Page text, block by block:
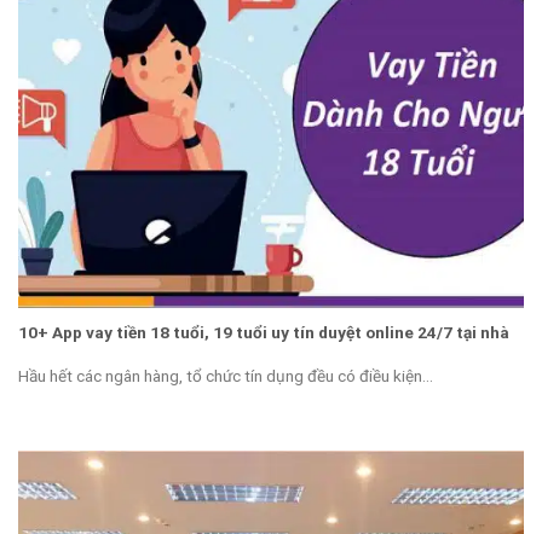
10+ App vay tiền 18 tuổi, 19 tuổi uy tín duyệt online 24/7 tại nhà
Hầu hết các ngân hàng, tổ chức tín dụng đều có điều kiện...